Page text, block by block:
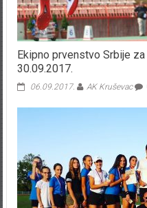
Ekipno prvenstvo Srbije
30.09.2017.
06.09.2017. AK Kruševac